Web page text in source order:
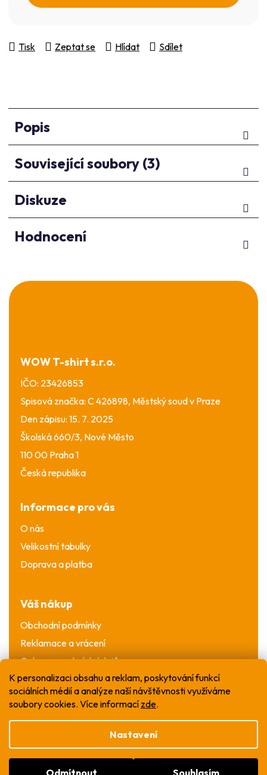
K personalizaci obsahu a reklam, poskytování funkcí
sociálních médií a analýze naší návštěvnosti využíváme
soubory cookies. Více informací zde.
Nastavení
Odmítnout Souhlasím
Tisk Zeptat se Hlídat Sdílet
Popis
Související soubory (3)
Diskuze
Hodnocení
Z
á
WOW T-shirt s.r.o.
IČO: 23426853
Spisová značka: C 426898, Městský soud v Praze
Den zápisu: 15. 7. 2025
Školská 660/3, Nové Město
110 00 Praha 1
Česká republika
Informace pro vás
O nás
Velikostní tabulky
Doprava a platba
Váš nákup
Obchodní podmínky
Reklamace a vrácení
Ochrana osobních údajů
Vytvořil Shoptet